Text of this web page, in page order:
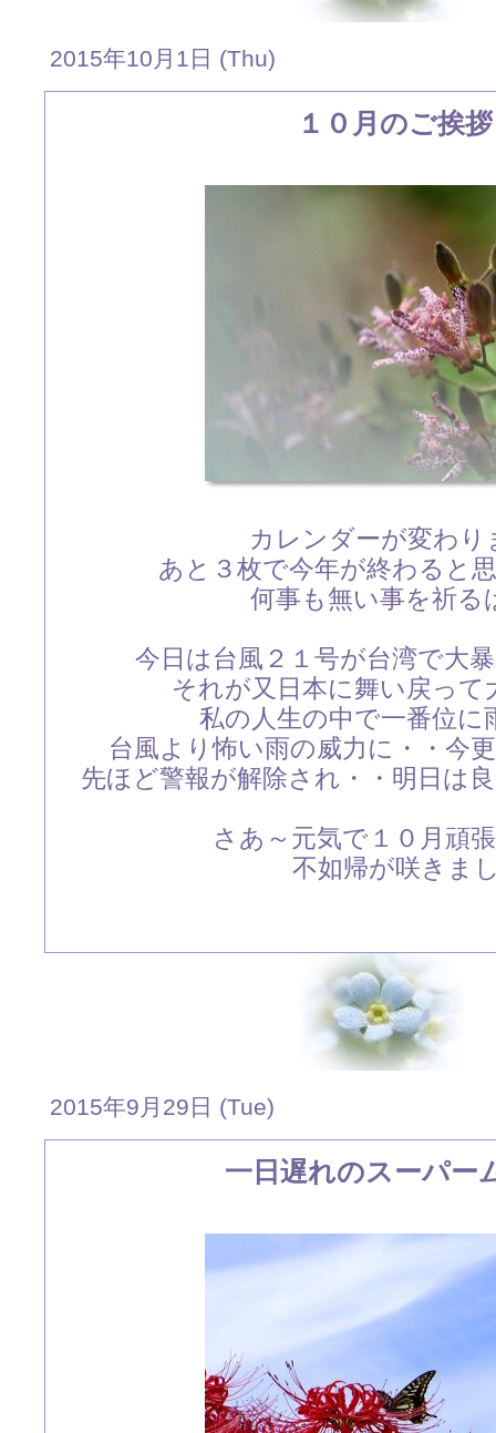
2015年10月1日 (Thu)
１０月のご挨拶
カレンダーが変わり
あと３枚で今年が終わると
何事も無い事を祈る
今日は台風２１号が台湾で大
それが又日本に舞い戻っ
私の人生の中で一番位に
台風より怖い雨の威力に・・今
先ほど警報が解除され・・明日は
さあ～元気で１０月頑
不如帰が咲きま
2015年9月29日 (Tue)
一日遅れのスーパー